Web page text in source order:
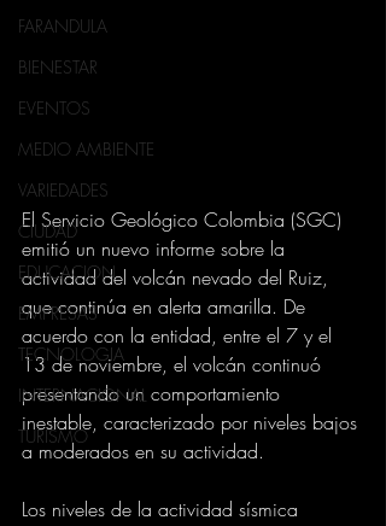
FARANDULA
BIENESTAR
EVENTOS
MEDIO AMBIENTE
VARIEDADES
CIUDAD
EDUCACION
EMPRESAS
TECNOLOGIA
INTERNACIONAL
TURISMO
El Servicio Geológico Colombia (SGC)
emitió un nuevo informe sobre la
actividad del volcán nevado del Ruiz,
que continúa en alerta amarilla. De
acuerdo con la entidad, entre el 7 y el
13 de noviembre, el volcán continuó
presentando un comportamiento
inestable, caracterizado por niveles bajos
a moderados en su actividad.
Los niveles de la actividad sísmica